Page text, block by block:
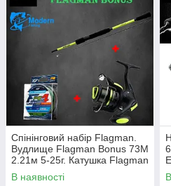
Спінінговий набір Flagman.
Вудлище Flagman Bonus 73M
2.21м 5-25г. Катушка Flagman
Bonus 3000S + Шнур
В наявності